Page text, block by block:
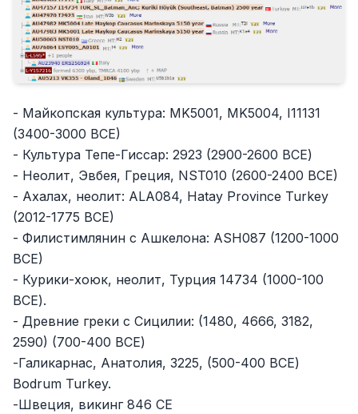
- Майкопская культура: MK5001, MK5004, I11131
(3400-3000 BCE)
- Культура Тепе-Гиссар: 2923 (2900-2600 BCE)
- Неолит, Эвбея, Греция, NST010 (2600-2400 BCE)
- Ахалах, неолит: ALA084, Hatay Province Turkey
(2012-1775 BCE)
- Филистимлянин с Ашкелона: ASH087 (1200-1000
BCE)
- Курики-хоюк, неолит, Турция 14734 (1000-100
BCE).
- Древние греки с Сицилии: (1480, 4666, 3182,
2590) (700-400 BCE)
-Галикарнас, Анатолия, 3225, (500-400 BCE)
Bodrum Turkey.
-Швеция, викинг 846 CE